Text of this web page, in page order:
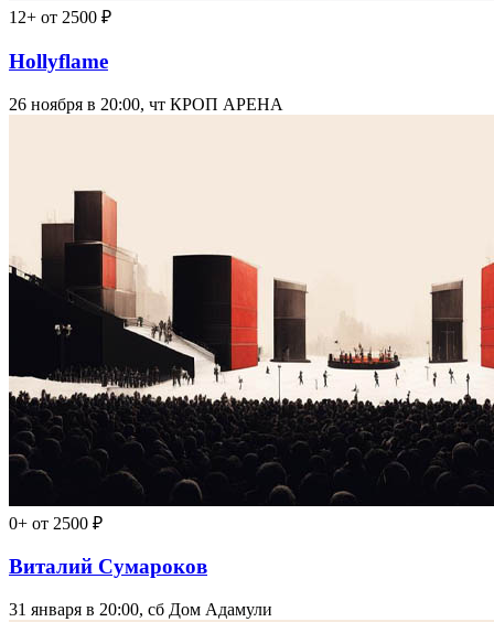
12+ от 2500 ₽
Hollyflame
26 ноября в 20:00, чт КРОП АРЕНА
0+ от 2500 ₽
Виталий Сумароков
31 января в 20:00, сб Дом Адамули